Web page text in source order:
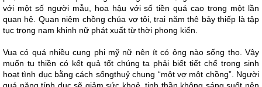
với một số người mẫu, hoa hậu với số tiền quá cao trong một lần
quan hệ. Quan niệm chồng chúa vợ tôi, trai năm thê bảy thiếp là tập
tục trọng nam khinh nữ phát xuất từ thời phong kiến.
Vua có quá nhiều cung phi mỹ nữ nên ít có ông nào sống thọ. Vậy
muốn tu thiền có kết quả tốt chúng ta phải biết tiết chế trong sinh
hoạt tình dục bằng cách sốngthuỷ chung “một vợ một chồng”. Người